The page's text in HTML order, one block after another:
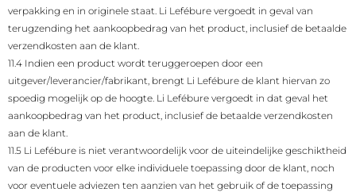
verpakking en in originele staat. Li Lefébure vergoedt in geval van
terugzending het aankoopbedrag van het product, inclusief de betaalde
verzendkosten aan de klant.
11.4 Indien een product wordt teruggeroepen door een
uitgever/leverancier/fabrikant, brengt Li Lefébure de klant hiervan zo
spoedig mogelijk op de hoogte. Li Lefébure vergoedt in dat geval het
aankoopbedrag van het product, inclusief de betaalde verzendkosten
aan de klant.
11.5 Li Lefébure is niet verantwoordelijk voor de uiteindelijke geschiktheid
van de producten voor elke individuele toepassing door de klant, noch
voor eventuele adviezen ten aanzien van het gebruik of de toepassing